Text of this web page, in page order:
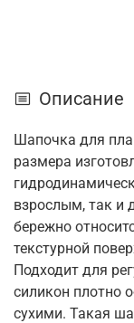
Описание
Шапочка для
размера
взрослым, так и
бережно
текстурной
Подходит для
силикон плотно
сухими. Такая